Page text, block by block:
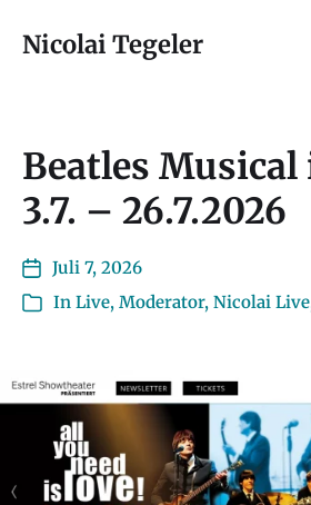
Nicolai Tegeler
Beatles
3.7. – 26.7.2026
Juli 7, 2026
In Live, Moderator, Nicolai Live